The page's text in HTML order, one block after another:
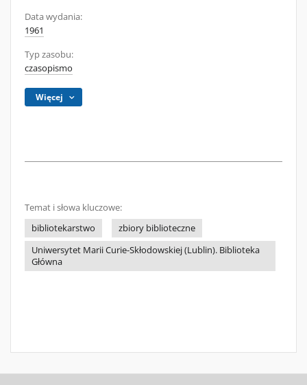
Data wydania:
1961
Typ zasobu:
czasopismo
Więcej
Temat i słowa kluczowe:
bibliotekarstwo
zbiory biblioteczne
Uniwersytet Marii Curie-Skłodowskiej (Lublin). Biblioteka
Główna